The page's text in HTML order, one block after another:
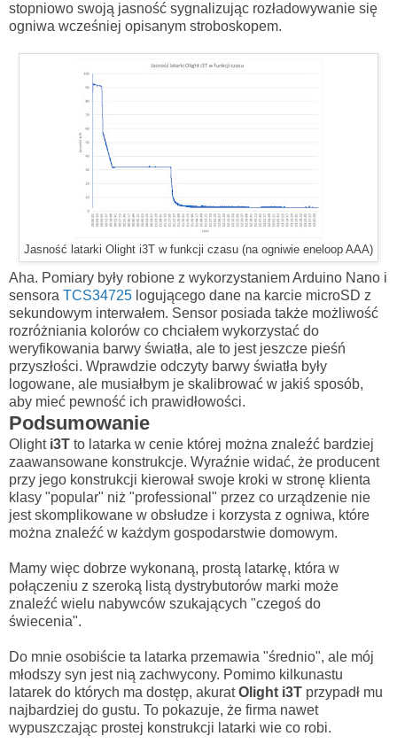
stopniowo swoją jasność sygnalizując rozładowywanie się
ogniwa wcześniej opisanym stroboskopem.
Jasność latarki Olight i3T w funkcji czasu (na ogniwie eneloop AAA)
Aha. Pomiary były robione z wykorzystaniem Arduino Nano i
sensora TCS34725 logującego dane na karcie microSD z
sekundowym interwałem. Sensor posiada także możliwość
rozróżniania kolorów co chciałem wykorzystać do
weryfikowania barwy światła, ale to jest jeszcze pieśń
przyszłości. Wprawdzie odczyty barwy światła były
logowane, ale musiałbym je skalibrować w jakiś sposób,
aby mieć pewność ich prawidłowości.
Podsumowanie
Olight i3T to latarka w cenie której można znaleźć bardziej
zaawansowane konstrukcje. Wyraźnie widać, że producent
przy jego konstrukcji kierował swoje kroki w stronę klienta
klasy "popular" niż "professional" przez co urządzenie nie
jest skomplikowane w obsłudze i korzysta z ogniwa, które
można znaleźć w każdym gospodarstwie domowym.
Mamy więc dobrze wykonaną, prostą latarkę, która w
połączeniu z szeroką listą dystrybutorów marki może
znaleźć wielu nabywców szukających "czegoś do
świecenia".
Do mnie osobiście ta latarka przemawia "średnio", ale mój
młodszy syn jest nią zachwycony. Pomimo kilkunastu
latarek do których ma dostęp, akuratOlight i3T przypadł mu
najbardziej do gustu. To pokazuje, że firma nawet
wypuszczając prostej konstrukcji latarki wie co robi.